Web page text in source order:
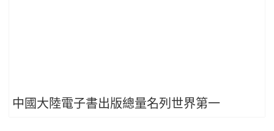
中國大陸電子書出版總量名列世界第一